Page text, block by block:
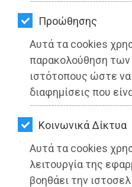
Προώθησης
Αυτά τα cookies
παρακολούθηση
ιστότοπους ώστε
διαφημίσεις που
Kοινωνικά Δίκτυα
Αυτά τα cookies
λειτουργία της
βοηθάει την
ΚΑΤΟΙΚΙΔΙΟ
ΑΓΓΕΛΙΕΣ
ΕΦΗΜΕΡΙΔΕΣ
OΔΗΓΟΣ
ΑΓΟΡΑΣ
ΨΙΘΥΡΟΙ
ΑΠΟΣΤΟΛΗ
ΑΡΘΡΩΝ
18-07-
Από